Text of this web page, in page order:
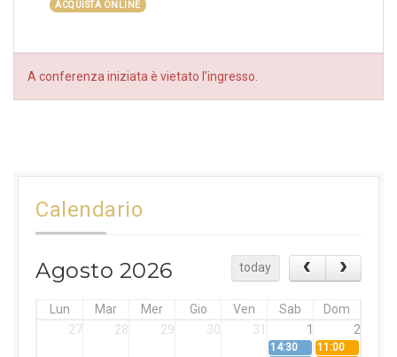
ACQUISTA ONLINE
A conferenza iniziata è vietato l’ingresso.
Calendario
Agosto 2026 today
Lun Mar Mer Gio Ven Sab
Dom
27
28 29 30 31 1 2
14:30 11:00